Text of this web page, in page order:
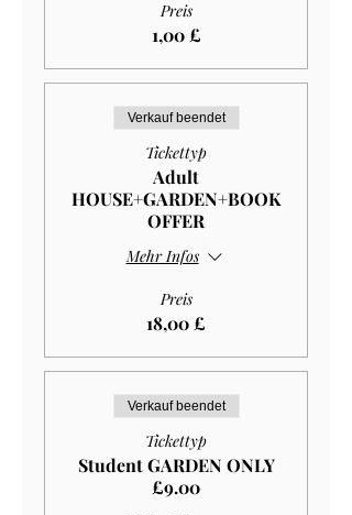
Preis
1,00 £
Verkauf beendet
Tickettyp
Adult
HOUSE+GARDEN+BOOK
OFFER
Mehr Infos
Preis
18,00 £
Verkauf beendet
Tickettyp
Student GARDEN ONLY
£9.00